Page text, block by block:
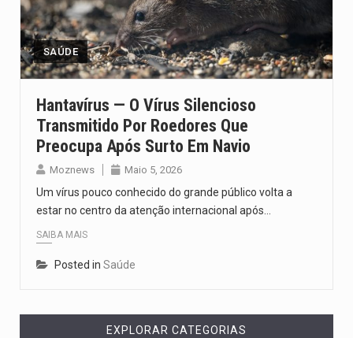
O programa, cuja implementação está prevista entre abril de 2026…
SAÚDE
Hantavírus — O Vírus Silencioso
Transmitido Por Roedores Que
Preocupa Após Surto Em Navio
Moznews Maio 5, 2026
Um vírus pouco conhecido do grande público volta a
estar no centro da atenção internacional após…
SAIBA MAIS
Posted in Saúde
EXPLORAR CATEGORIAS